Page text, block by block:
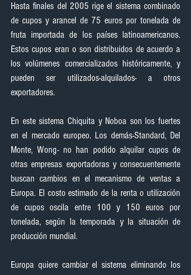
Hasta finales del 2005 rige el sistema combinado
de cupos y arancel de 75 euros por tonelada de
fruta importada de los países latinoamericanos.
Estos cupos eran o son distribuidos de acuerdo a
los volúmenes comercializados históricamente, y
pueden ser utilizados-alquilados- a otros
exportadores.
En este sistema Chiquita y Noboa son los fuertes
en el mercado europeo. Los demás-Standard, Del
Monte, Wong- no han podido alquilar cupos de
otras empresas exportadoras y consecuentemente
buscan cambios en el mecanismo de ventas a
Europa. El costo estimado de la renta o utilización
de cupos oscila entre 100 y 150 euros por
tonelada, según la temporada y la situación de
producción mundial.
Europa quiere cambiar el sistema eliminando los